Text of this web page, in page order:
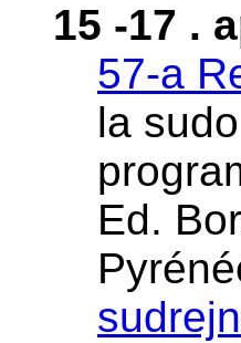
15 -17 .
57-a
la
Ed.